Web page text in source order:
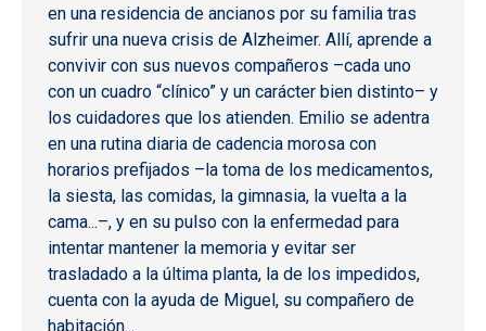
en una residencia de ancianos por su familia tras
sufrir una nueva crisis de Alzheimer. Allí, aprende a
convivir con sus nuevos compañeros –cada uno
con un cuadro “clínico” y un carácter bien distinto– y
los cuidadores que los atienden. Emilio se adentra
en una rutina diaria de cadencia morosa con
horarios prefijados –la toma de los medicamentos,
la siesta, las comidas, la gimnasia, la vuelta a la
cama...–, y en su pulso con la enfermedad para
intentar mantener la memoria y evitar ser
trasladado a la última planta, la de los impedidos,
cuenta con la ayuda de Miguel, su compañero de
habitación...